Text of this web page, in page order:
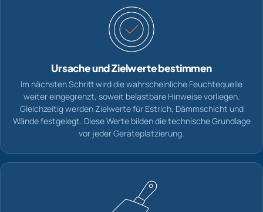
Ursache und Zielwerte bestimmen
Im nächsten Schritt wird die wahrscheinliche Feuchtequelle
weiter eingegrenzt, soweit belastbare Hinweise vorliegen.
Gleichzeitig werden Zielwerte für Estrich, Dämmschicht und
Wände festgelegt. Diese Werte bilden die technische Grundlage
vor jeder Geräteplatzierung.